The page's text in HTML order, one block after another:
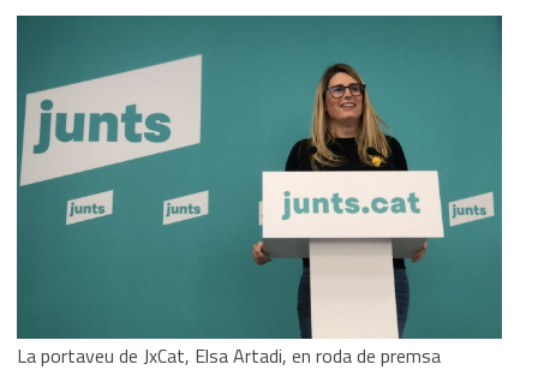
La portaveu de JxCat, Elsa Artadi, en roda de premsa